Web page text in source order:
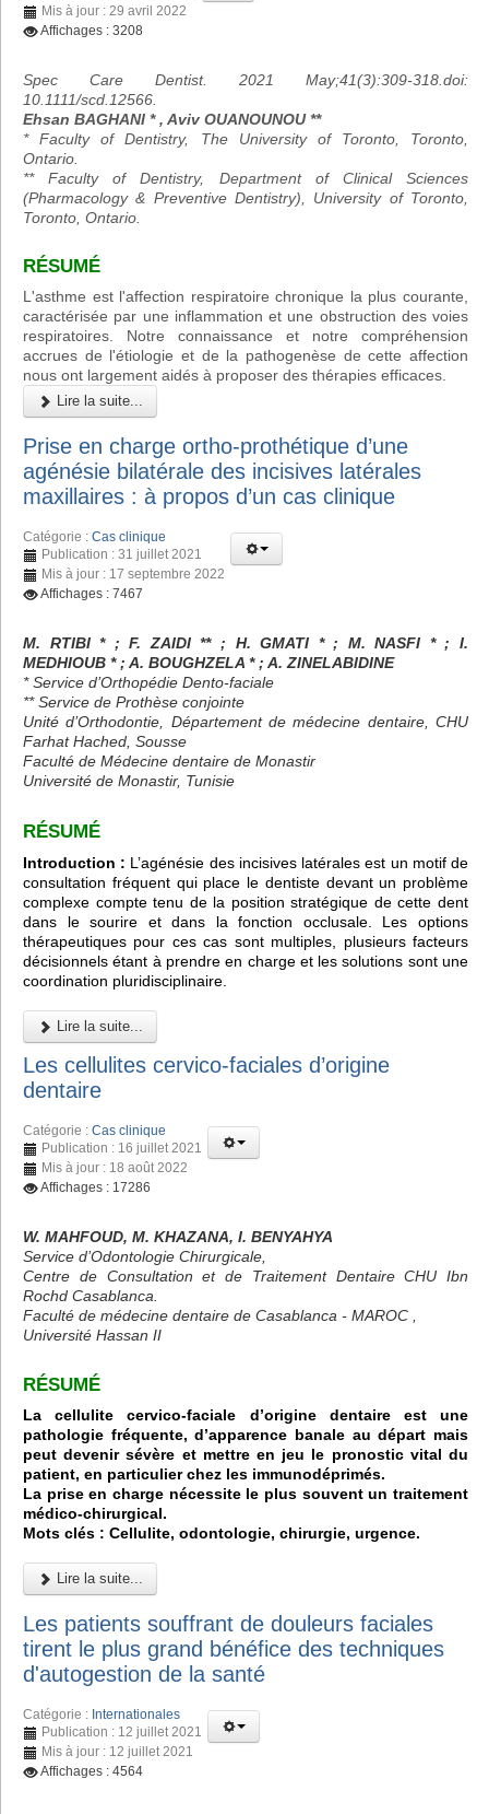
Mis à jour : 29 avril 2022
Affichages : 3208
Spec Care Dentist. 2021 May;41(3):309-318.doi:
10.1111/scd.12566.
Ehsan BAGHANI * , Aviv OUANOUNOU **
* Faculty of Dentistry, The University of Toronto, Toronto,
Ontario.
** Faculty of Dentistry, Department of Clinical Sciences
(Pharmacology & Preventive Dentistry), University of Toronto,
Toronto, Ontario.
RÉSUMÉ
L'asthme est l'affection respiratoire chronique la plus courante,
caractérisée par une inflammation et une obstruction des voies
respiratoires. Notre connaissance et notre compréhension
accrues de l'étiologie et de la pathogenèse de cette affection
nous ont largement aidés à proposer des thérapies efficaces.
Lire la suite...
Prise en charge ortho-prothétique d’une
agénésie bilatérale des incisives latérales
maxillaires : à propos d’un cas clinique
Catégorie : Cas clinique
Publication : 31 juillet 2021
Mis à jour : 17 septembre 2022
Affichages : 7467
M. RTIBI * ; F. ZAIDI ** ; H. GMATI * ; M. NASFI * ; I.
MEDHIOUB * ; A. BOUGHZELA * ; A. ZINELABIDINE
* Service d’Orthopédie Dento-faciale
** Service de Prothèse conjointe
Unité d’Orthodontie, Département de médecine dentaire, CHU
Farhat Hached, Sousse
Faculté de Médecine dentaire de Monastir
Université de Monastir, Tunisie
RÉSUMÉ
Introduction : L’agénésie des incisives latérales est un motif de
consultation fréquent qui place le dentiste devant un problème
complexe compte tenu de la position stratégique de cette dent
dans le sourire et dans la fonction occlusale. Les options
thérapeutiques pour ces cas sont multiples, plusieurs facteurs
décisionnels étant à prendre en charge et les solutions sont une
coordination pluridisciplinaire.
Lire la suite...
Les cellulites cervico-faciales d’origine
dentaire
Catégorie : Cas clinique
Publication : 16 juillet 2021
Mis à jour : 18 août 2022
Affichages : 17286
W. MAHFOUD, M. KHAZANA, I. BENYAHYA
Service d’Odontologie Chirurgicale,
Centre de Consultation et de Traitement Dentaire CHU Ibn
Rochd Casablanca.
Faculté de médecine dentaire de Casablanca - MAROC ,
Université Hassan II
RÉSUMÉ
La cellulite cervico-faciale d’origine dentaire est une
pathologie fréquente, d’apparence banale au départ mais
peut devenir sévère et mettre en jeu le pronostic vital du
patient, en particulier chez les immunodéprimés.
La prise en charge nécessite le plus souvent un traitement
médico-chirurgical.
Mots clés : Cellulite, odontologie, chirurgie, urgence.
Lire la suite...
Les patients souffrant de douleurs faciales
tirent le plus grand bénéfice des techniques
d'autogestion de la santé
Catégorie : Internationales
Publication : 12 juillet 2021
Mis à jour : 12 juillet 2021
Affichages : 4564